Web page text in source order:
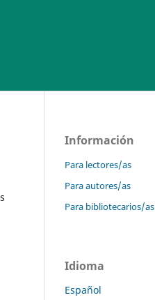
Información
Para lectores/as
Para autores/as
Para bibliotecarios/as
Idioma
Español